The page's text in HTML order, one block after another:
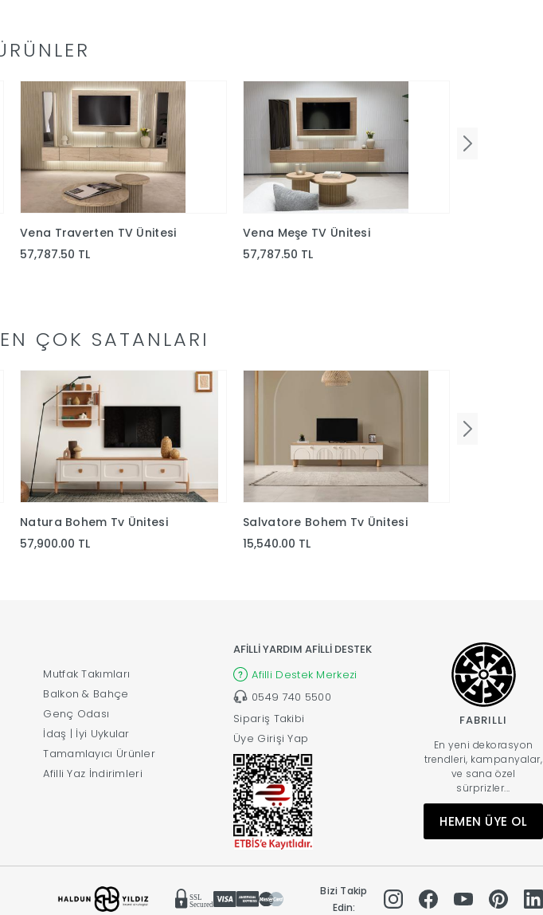
Vena Traverten TV Ünitesi
57,787.50 TL
Vena Meşe TV Ünitesi
57,787.50 TL
ÇOK SATANLARI
Natura Bohem Tv Ünitesi
57,900.00 TL
Salvatore Bohem Tv Ünitesi
15,540.00 TL
Mutfak Takımları
Balkon & Bahçe
Genç Odası
İdaş | İyi Uykular
Tamamlayıcı Ürünler
Afilli Yaz İndirimleri
AFİLLİ YARDIM AFİLLİ DESTEK
Afilli Destek Merkezi
0549 740 5500
Sipariş Takibi
Üye Girişi Yap
FABRILLI
En yeni dekorasyon
trendleri, kampanyalar,
ve sana özel
sürprizler...
HEMEN ÜYE OL
Bizi Takip
Edin: